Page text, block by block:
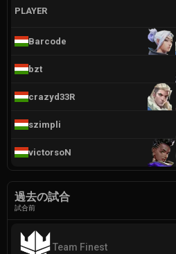
PLAYER
Barcode
bzt
crazyd33R
szimpli
victorsoN
過去の試合
試合前
Team Finest